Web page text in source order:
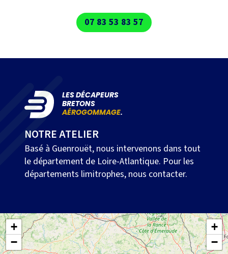
07 83 53 83 57
LES DÉCAPEURS
BRETONS
AÉROGOMMAGE.
NOTRE ATELIER
Basé à Guenrouët, nous intervenons dans tout
le département de Loire-Atlantique. Pour les
départements limitrophes, nous contacter.
+
−
+
−